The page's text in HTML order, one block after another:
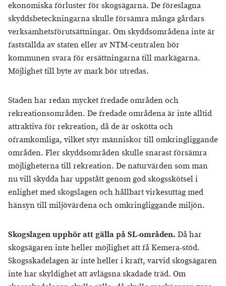
ekonomiska förluster för skogsägarna. De föreslagna
skyddsbeteckningarna skulle försämra många gårdars
verksamhetsförutsättningar. Om skyddsområdena inte är
fastställda av staten eller av NTM-centralen bör
kommunen svara för ersättningarna till markägarna.
Möjlighet till byte av mark bör utredas.
Staden har redan mycket fredade områden och
rekreationsområden. De fredade områdena är inte alltid
attraktiva för rekreation, då de är oskötta och
oframkomliga, vilket styr människor till omkringliggande
områden. Fler skyddsområden skulle snarast försämra
möjligheterna till rekreation. De naturvärden som man
nu vill skydda har uppstått genom god skogsskötsel i
enlighet med skogslagen och hållbart virkesuttag med
hänsyn till miljövärdena och omkringliggande miljön.
Skogslagen upphör att gälla på SL-områden. Då har
skogsägaren inte heller möjlighet att få Kemera-stöd.
Skogsskadelagen är inte heller i kraft, varvid skogsägaren
inte har skyldighet att avlägsna skadade träd. Om